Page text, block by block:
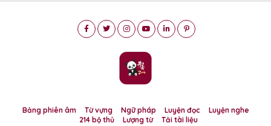
Bảng phiên âm Từ vựng Ngữ pháp Luyện đọc
Luyện nghe
214 bộ thủ
Lượng từ Tải tài liệu